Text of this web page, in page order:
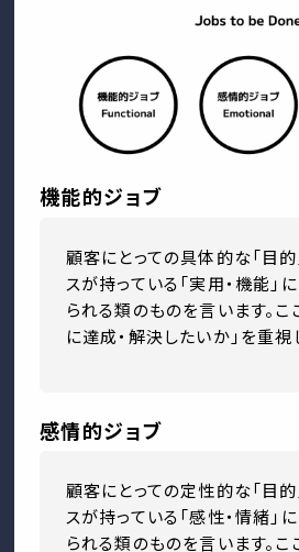
機能的ジョブ
顧客にとっての具体的な「目的
スが持っている「実用・機能」
られる類のものを言います。こ
に達成・解決したいか」を重視
感情的ジョブ
顧客にとっての定性的な「目的
スが持っている「感性・情緒」
られる類のものを言います。こ